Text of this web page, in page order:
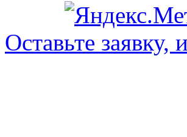
Оставьте